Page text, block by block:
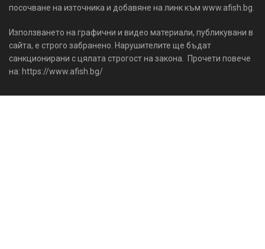
посочване на източника и добавяне на линк към www.afish.bg.
Използването на графични и видео материали, публикувани в
сайта, е строго забранено. Нарушителите ще бъдат
санкционирани с цялата строгост на закона. Прочети повече
на: https://www.afish.bg/